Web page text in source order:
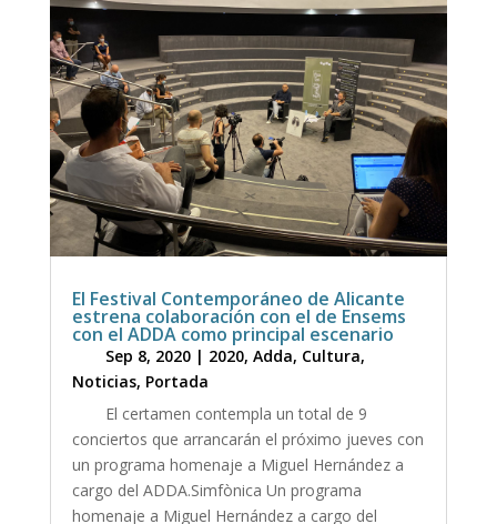
El Festival Contemporáneo de Alicante
estrena colaboración con el de Ensems
con el ADDA como principal escenario
Sep 8, 2020| 2020, Adda, Cultura,
Noticias, Portada
El certamen contempla un total de 9
conciertos que arrancarán el próximo jueves con
un programa homenaje a Miguel Hernández a
cargo del ADDA.Simfònica Un programa
homenaje a Miguel Hernández a cargo del